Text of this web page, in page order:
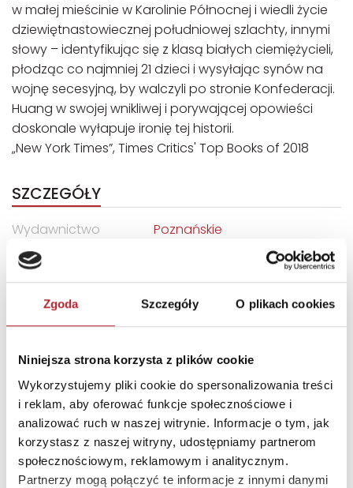
Zgoda Szczegóły O plikach cookies
Niniejsza strona korzysta z plików cookie
Wykorzystujemy pliki cookie do spersonalizowania treści
i reklam, aby oferować funkcje społecznościowe i
analizować ruch w naszej witrynie. Informacje o tym, jak
korzystasz z naszej witryny, udostępniamy partnerom
społecznościowym, reklamowym i analitycznym.
Partnerzy mogą połączyć te informacje z innymi danymi
w małej mieścinie w Karolinie Północnej i wiedli życie
dziewiętnastowiecznej południowej szlachty, innymi
słowy – identyfikując się z klasą białych ciemiężycieli,
płodząc co najmniej 21 dzieci i wysyłając synów na
wojnę secesyjną, by walczyli po stronie Konfederacji.
Huang w swojej wnikliwej i porywającej opowieści
doskonale wyłapuje ironię tej historii.
„New York Times”, Times Critics' Top Books of 2018
SZCZEGÓŁY
Wydawnictwo
Poznańskie
Kod EAN
Data premiery
2019-04-24
Sprzedaż od
2019-04-24
Rodzaj
Książki
Okładka
Twarda
Format
230x155x35 mm
DANE OSOBY ODPOWIEDZIALNEJ